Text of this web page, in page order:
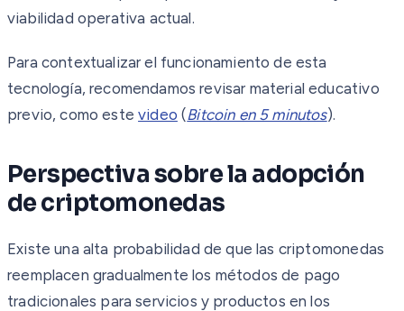
viabilidad operativa actual.
Para contextualizar el funcionamiento de esta
tecnología, recomendamos revisar material educativo
previo, como estevideo (Bitcoin en 5 minutos).
Perspectiva sobre la adopción
de criptomonedas
Existe una alta probabilidad de que las criptomonedas
reemplacen gradualmente los métodos de pago
tradicionales para servicios y productos en los